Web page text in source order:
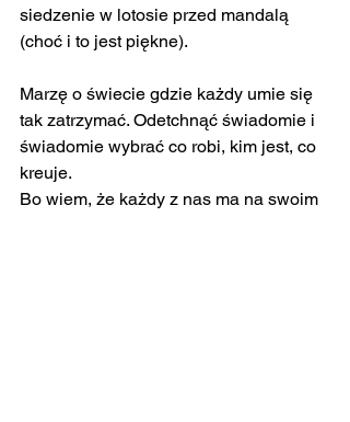
siedzenie w lotosie przed mandalą
(choć i to jest piękne).
Marzę o świecie gdzie każdy umie się
tak zatrzymać. Odetchnąć świadomie i
świadomie wybrać co robi, kim jest, co
kreuje.
Bo wiem, że każdy z nas ma na swoim